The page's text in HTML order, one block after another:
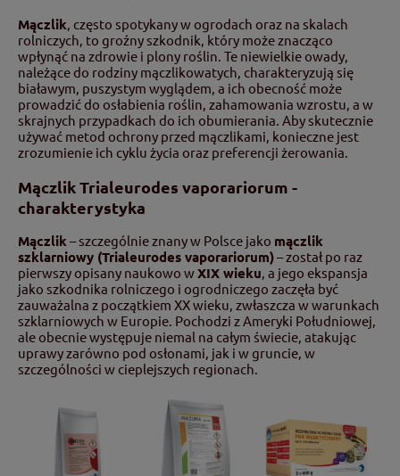
Mączlik, często spotykany w ogrodach oraz na skalach
rolniczych, to groźny szkodnik, który może znacząco
wpłynąć na zdrowie i plony roślin. Te niewielkie owady,
należące do rodziny mączlikowatych, charakteryzują się
białawym, puszystym wyglądem, a ich obecność może
prowadzić do osłabienia roślin, zahamowania wzrostu, a w
skrajnych przypadkach do ich obumierania. Aby skutecznie
używać metod ochrony przed mączlikami, konieczne jest
zrozumienie ich cyklu życia oraz preferencji żerowania.
Mączlik Trialeurodes vaporariorum -
charakterystyka
Mączlik– szczególnie znany w Polsce jako mączlik
szklarniowy (Trialeurodes vaporariorum)– został po raz
pierwszy opisany naukowo wXIX wieku, a jego ekspansja
jako szkodnika rolniczego i ogrodniczego zaczęła być
zauważalna z początkiem XX wieku, zwłaszcza w warunkach
szklarniowych w Europie. Pochodzi z Ameryki Południowej,
ale obecnie występuje niemal na całym świecie, atakując
uprawy zarówno pod osłonami, jak i w gruncie, w
szczególności w cieplejszych regionach.